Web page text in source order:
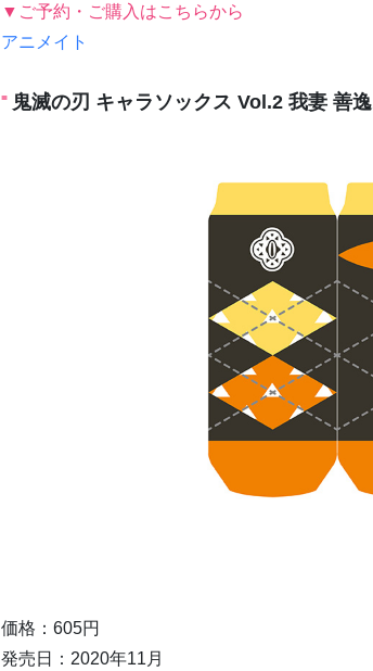
▼ご予約・ご購入はこちらから
アニメイト
鬼滅の刃 キャラソックス Vol.2 我妻 善逸
価格：605円
発売日：2020年11月